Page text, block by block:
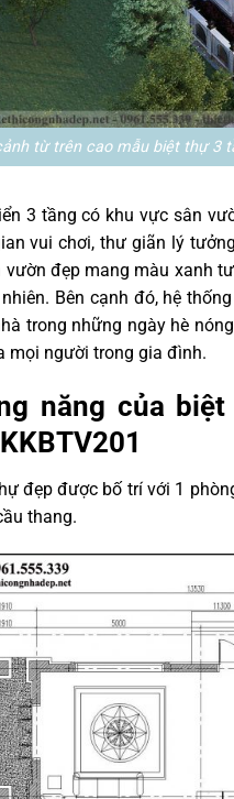
từ trên cao mẫu biệt thự 3
3 tầng có khu vực sân
vui chơi, thư giãn lý
vườn đẹp mang màu xanh
Bên cạnh đó, hệ
trong những ngày hè
mọi người trong gia đình.
năng của
đẹp được bố trí với 1
thang.